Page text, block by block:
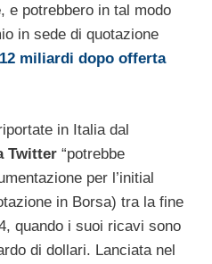
, e potrebbero in tal modo
in sede di quotazione
miliardi dopo offerta
in Italia dal
Twitter “potrebbe
per l’initial
in Borsa) tra la fine
quando i suoi ricavi sono
di dollari. Lanciata nel